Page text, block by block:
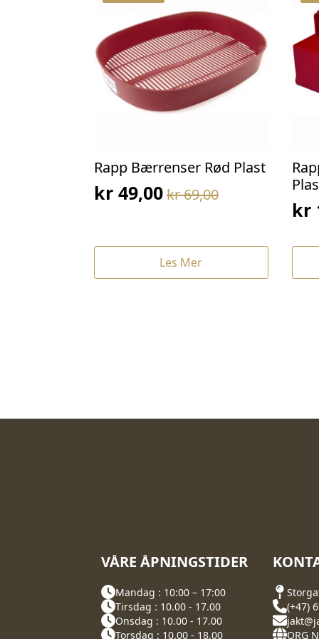
Rapp Bærrenser Rød Plast
kr69,00
Opprinnelig
var:
kr 69,00.
kr 49,00
Nåværende
er:
kr 49,00.Les Mer
kr
kr
kr
VÅRE ÅPNINGSTIDER
Mandag : 10:00 – 17:00
Tirsdag : 10.00 - 17.00
Onsdag : 10.00 - 17.00
Torsdag : 10.00 - 18.00
(+47)
ORG